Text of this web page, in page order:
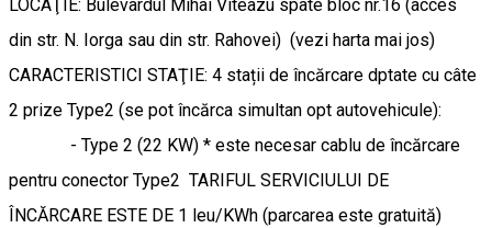
LOCAŢIE: Bulevardul Mihai Viteazu spate bloc nr.16 (acces
din str. N. Iorga sau din str. Rahovei) (vezi harta mai jos)
CARACTERISTICI STAŢIE: 4 stații de încărcare dptate cu câte
2 prize Type2 (se pot încărca simultan opt autovehicule):
- Type 2 (22 KW) * este necesar cablu de încărcare
pentru conector Type2 TARIFUL SERVICIULUI DE
ÎNCĂRCARE ESTE DE 1 leu/KWh (parcarea este gratuită)